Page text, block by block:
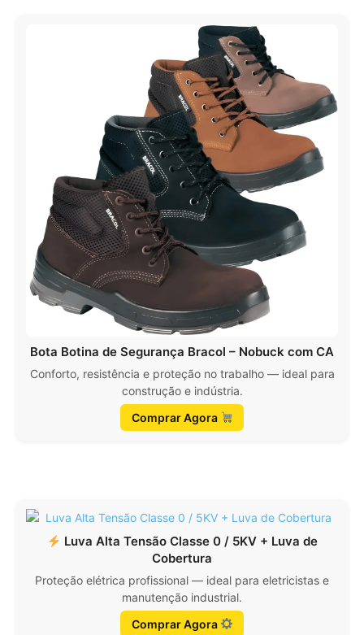
Bota Botina de Segurança Bracol – Nobuck com CA
Conforto, resistência e proteção no trabalho — ideal para
construção e indústria.
Comprar Agora
Luva Alta Tensão Classe 0 / 5KV + Luva de
Cobertura
Proteção elétrica profissional — ideal para eletricistas e
manutenção industrial.
Comprar Agora